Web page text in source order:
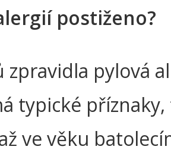
postiženo?
zpravidla pylová
typické příznaky,
ve věku